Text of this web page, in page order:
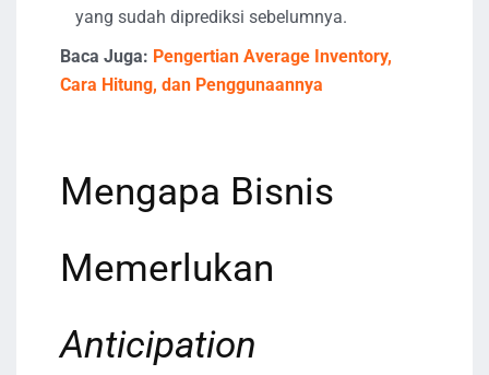
yang sudah diprediksi sebelumnya.
Baca Juga: Pengertian Average Inventory,
Cara Hitung, dan Penggunaannya
Mengapa Bisnis
Memerlukan
Anticipation